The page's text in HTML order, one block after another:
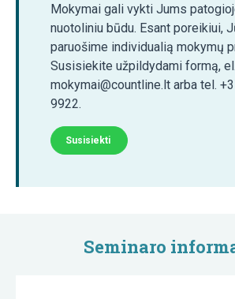
Mokymai gali vykti Jums
nuotoliniu būdu. Esant poreikiui,
paruošime individualią mokymų
Susisiekite užpildydami formą,
mokymai@countline.lt arba tel.
9922.
Susisiekti
Seminaro